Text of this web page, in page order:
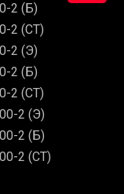
2 (Б)
2 (СТ)
2 (Э)
2 (Б)
2 (СТ)
2 (Э)
2 (Б)
2 (СТ)